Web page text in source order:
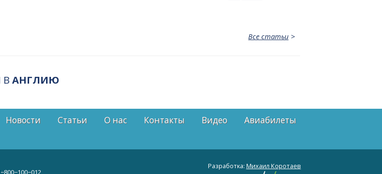
Все статьи
ВАНГЛИЮ
Новости Статьи О нас Контакты Видео
Авиабилеты
Разработка: Михаил Коротаев